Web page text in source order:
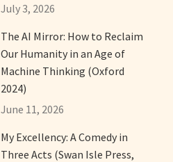
July 3, 2026
The AI Mirror: How to Reclaim
Our Humanity in an Age of
Machine Thinking (Oxford
2024)
June 11, 2026
My Excellency: A Comedy in
Three Acts (Swan Isle Press,